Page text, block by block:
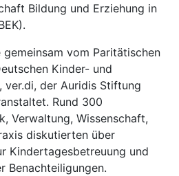
Bildung und Erziehung in
vom Paritätischen
Kinder- und
ver.di, der Auridis Stiftung
Rund 300
Verwaltung, Wissenschaft,
diskutierten über
Kindertagesbetreuung und
Benachteiligungen.